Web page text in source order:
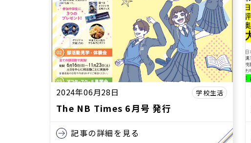
2024年06月28日 学校生活
The NB Times 6月号 発行
記事の詳細を見る